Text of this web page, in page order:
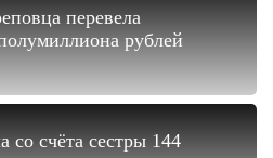
перевела
рублей
со счёта сестры 144